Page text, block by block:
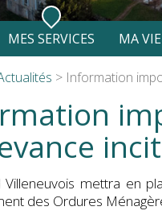
MES SERVICES
Etat-civil
Le mariage
de solidarité (PACS)
de nom
de prénom
Élections
funèbres
Cimetières
France services
MA
Se
Mes
Médecins &
> Information
Villeneuvois mettra en
des Ordures